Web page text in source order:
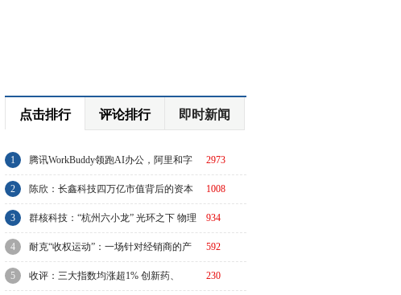
点击排行 评论排行 即时新闻
2973
1 腾讯WorkBuddy领跑AI办公，阿里和字
节急了？ 1008
2 陈欣：长鑫科技四万亿市值背后的资本
与周期 934
3 群核科技：“杭州六小龙” 光环之下 物理
AI故事有水分吗？ 592
4 耐克“收权运动”：一场针对经销商的产
业链价值重估 230
5 收评：三大指数均涨超1% 创新药、